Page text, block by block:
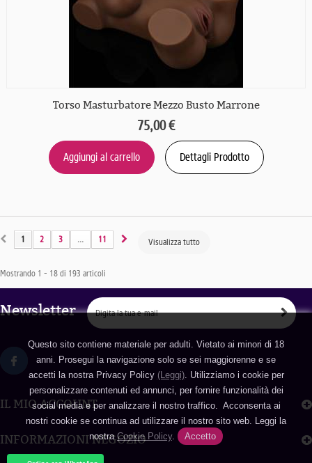
Torso Masturbatore Mezzo Busto Marrone
75,00 €
Aggiungi al carrello Dettagli Prodotto
Visualizza tutto
1 2 3 ... 11
Mostrando 1 - 18 di 193 articoli
Newsletter
IL MIO ACCOUNT
INFORMAZIONI NEGOZIO
Questo sito contiene materiale per adulti. Vietato ai minori di 18
anni. Prosegui la navigazione solo se sei maggiorenne e se
accetti la nostra Privacy Policy (Leggi). Utilizziamo i cookie per
personalizzare contenuti ed annunci, per fornire funzionalità dei
social media e per analizzare il nostro traffico. Acconsenta ai
nostri cookie se continua ad utilizzare il nostro sito web. Leggi la
nostraCookie Policy. Accetto